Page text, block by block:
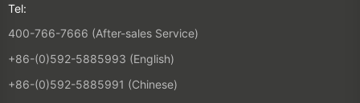
Tel:
400-766-7666 (After-sales Service)
+86-(0)592-5885993 (English)
+86-(0)592-5885991 (Chinese)